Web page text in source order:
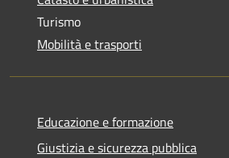
Turismo
Mobilità e trasporti
Educazione e formazione
Giustizia e sicurezza pubblica